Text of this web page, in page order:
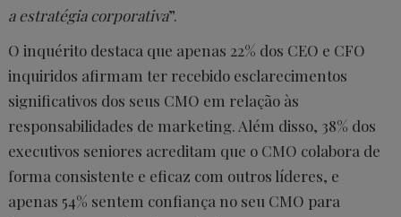
a estratégia corporativa”.
O inquérito destaca que apenas 22% dos CEO e CFO
inquiridos afirmam ter recebido esclarecimentos
significativos dos seus CMO em relação às
responsabilidades de marketing. Além disso, 38% dos
executivos seniores acreditam que o CMO colabora de
forma consistente e eficaz com outros líderes, e
apenas 54% sentem confiança no seu CMO para